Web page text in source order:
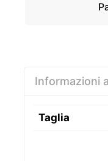
Informazioni
Taglia